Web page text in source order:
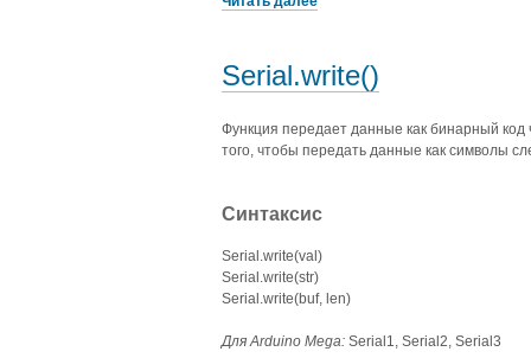
Serial.write()
Функция передает данные как бинарный
того, чтобы передать данные как символы
Синтаксис
Serial.write(val)
Serial.write(str)
Serial.write(buf, len)
Для Arduino Mega: Serial1, Serial2, Serial3